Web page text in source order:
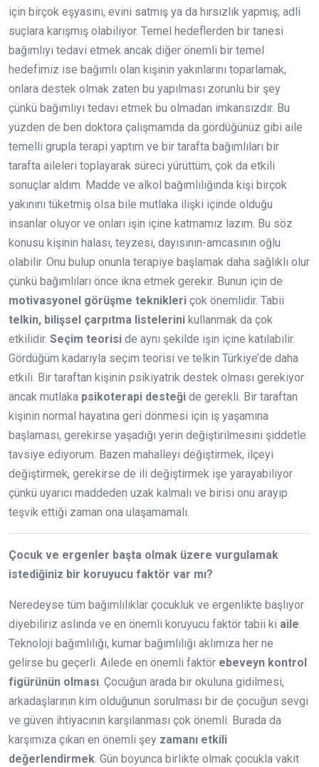
için birçok eşyasını, evini satmış ya da hırsızlık yapmış; adli
suçlara karışmış olabiliyor. Temel hedeflerden bir tanesi
bağımlıyı tedavi etmek ancak diğer önemli bir temel
hedefimiz ise bağımlı olan kişinin yakınlarını toparlamak,
onlara destek olmak zaten bu yapılması zorunlu bir şey
çünkü bağımlıyı tedavi etmek bu olmadan imkansızdır. Bu
yüzden de ben doktora çalışmamda da gördüğünüz gibi aile
temelli grupla terapi yaptım ve bir tarafta bağımlıları bir
tarafta aileleri toplayarak süreci yürüttüm, çok da etkili
sonuçlar aldım. Madde ve alkol bağımlılığında kişi birçok
yakınını tüketmiş olsa bile mutlaka ilişki içinde olduğu
insanlar oluyor ve onları işin içine katmamız lazım. Bu söz
konusu kişinin halası, teyzesi, dayısının-amcasının oğlu
olabilir. Onu bulup onunla terapiye başlamak daha sağlıklı olur
çünkü bağımlıları önce ikna etmek gerekir. Bunun için de
motivasyonel görüşme teknikleri çok önemlidir. Tabii
telkin, bilişsel çarpıtma listelerini kullanmak da çok
etkilidir. Seçim teorisi de aynı şekilde işin içine katılabilir.
Gördüğüm kadarıyla seçim teorisi ve telkin Türkiye’de daha
etkili. Bir taraftan kişinin psikiyatrik destek olması gerekiyor
ancak mutlaka psikoterapi desteği de gerekli. Bir taraftan
kişinin normal hayatına geri dönmesi için iş yaşamına
başlaması, gerekirse yaşadığı yerin değiştirilmesini şiddetle
tavsiye ediyorum. Bazen mahalleyi değiştirmek, ilçeyi
değiştirmek, gerekirse de ili değiştirmek işe yarayabiliyor
çünkü uyarıcı maddeden uzak kalmalı ve birisi onu arayıp
teşvik ettiği zaman ona ulaşamamalı.
Çocuk ve ergenler başta olmak üzere vurgulamak
istediğiniz bir koruyucu faktör var mı?
Neredeyse tüm bağımlılıklar çocukluk ve ergenlikte başlıyor
diyebiliriz aslında ve en önemli koruyucu faktör tabii ki aile
Teknoloji bağımlılığı, kumar bağımlılığı aklımıza her ne
gelirse bu geçerli. Ailede en önemli faktör ebeveyn kontrol
figürünün olması . Çocuğun arada bir okuluna gidilmesi,
arkadaşlarının kim olduğunun sorulması bir de çocuğun sevgi
ve güven ihtiyacının karşılanması çok önemli. Burada da
karşımıza çıkan en önemli şey zamanı etkili
değerlendirmek . Gün boyunca birlikte olmak çocukla vakit